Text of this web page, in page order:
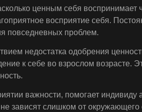
ценным себя
восприятие себя.
повседневных проблем.
недостатка одобрения
к себе во взрослом
важности, помогает
зависят слишком от